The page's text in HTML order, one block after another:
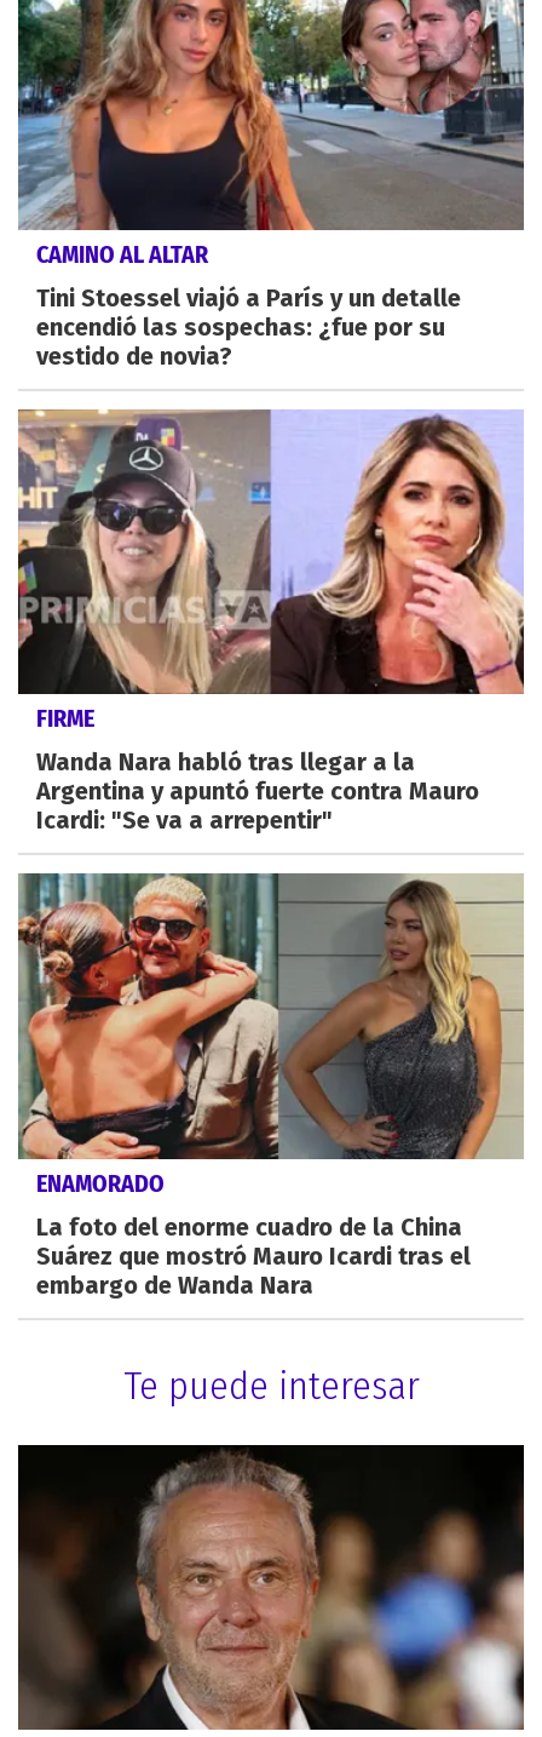
CAMINO AL ALTAR
Tini Stoessel viajó a París y un detalle
encendió las sospechas: ¿fue por su
vestido de novia?
FIRME
Wanda Nara habló tras llegar a la
Argentina y apuntó fuerte contra Mauro
Icardi: "Se va a arrepentir"
ENAMORADO
La foto del enorme cuadro de la China
Suárez que mostró Mauro Icardi tras el
embargo de Wanda Nara
Te puede interesar